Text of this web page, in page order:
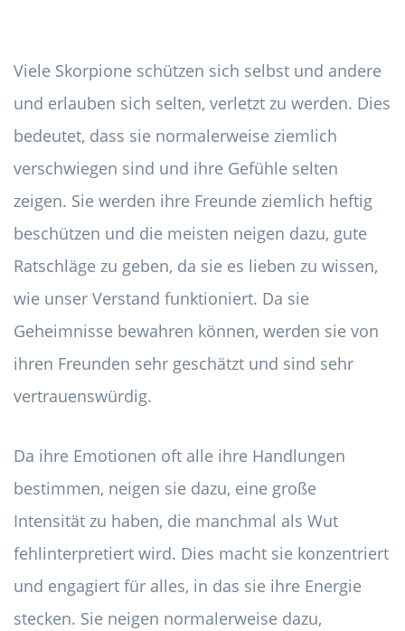
Viele Skorpione schützen sich selbst und andere
und erlauben sich selten, verletzt zu werden. Dies
bedeutet, dass sie normalerweise ziemlich
verschwiegen sind und ihre Gefühle selten
zeigen. Sie werden ihre Freunde ziemlich heftig
beschützen und die meisten neigen dazu, gute
Ratschläge zu geben, da sie es lieben zu wissen,
wie unser Verstand funktioniert. Da sie
Geheimnisse bewahren können, werden sie von
ihren Freunden sehr geschätzt und sind sehr
vertrauenswürdig.
Da ihre Emotionen oft alle ihre Handlungen
bestimmen, neigen sie dazu, eine große
Intensität zu haben, die manchmal als Wut
fehlinterpretiert wird. Dies macht sie konzentriert
und engagiert für alles, in das sie ihre Energie
stecken. Sie neigen normalerweise dazu,